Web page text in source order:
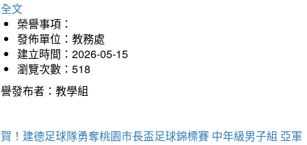
文
榮譽事項：
發佈單位：教務處
建立時間：2026-05-15
瀏覽次數：518
發布者：教學組
！建德足球隊勇奪桃園市長盃足球錦標賽 中年級男子組 亞軍